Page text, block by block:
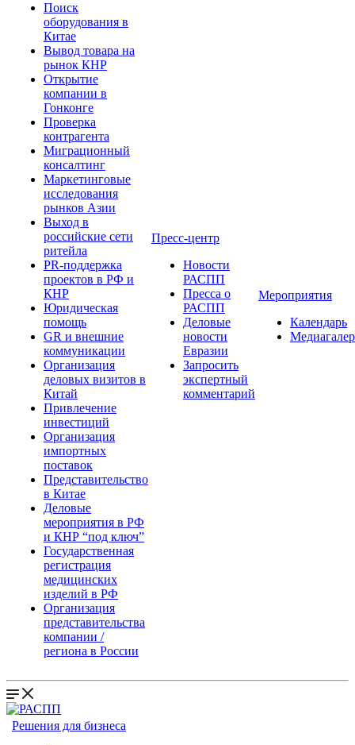
Поиск
оборудования в
Китае
Вывод товара на
рынок КНР
Открытие
компании в
Гонконге
Проверка
контрагента
Миграционный
консалтинг
Маркетинговые
исследования
рынков Азии
Выход в
российские сети
ритейла
PR-поддержка
проектов в РФ и
КНР
Юридическая
помощь
GR и внешние
коммуникации
Организация
деловых визитов в
Китай
Привлечение
инвестиций
Организация
импортных
поставок
Представительство
в Китае
Деловые
мероприятия в РФ
и КНР “под ключ”
Государственная
регистрация
медицинских
изделий в РФ
Организация
представительства
компании /
региона в России
Пресс-центр
Новости
РАСПП
Пресса о
РАСПП
Деловые
новости
Евразии
Запросить
экспертный
комментарий
Мероприятия
Календарь
Решения для бизнеса